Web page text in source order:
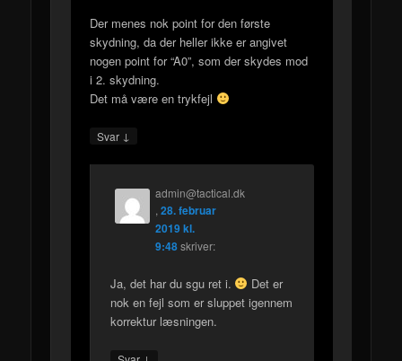
Der menes nok point for den første
skydning, da der heller ikke er angivet
nogen point for “A0”, som der skydes mod
i 2. skydning.
Det må være en trykfejl
Svar ↓
admin@tactical.dk
, 28. februar
2019 kl.
9:48 skriver:
Ja, det har du sgu ret i.
Det er
nok en fejl som er sluppet igennem
korrektur læsningen.
↓